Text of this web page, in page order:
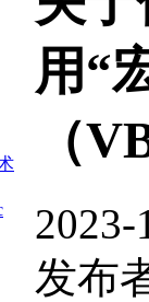
用“
（
2023-
发布